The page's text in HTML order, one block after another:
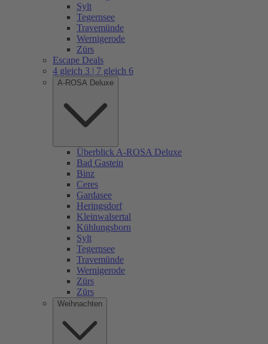
Sylt
Tegernsee
Travemünde
Wernigerode
Zürs
Escape Deals
4 gleich 3 | 7 gleich 6
A-ROSA Deluxe
Überblick A-ROSA Deluxe
Bad Gastein
Binz
Ceres
Gardasee
Heringsdorf
Kleinwalsertal
Kühlungsborn
Sylt
Tegernsee
Travemünde
Wernigerode
Zürs
Zürs
Weihnachten